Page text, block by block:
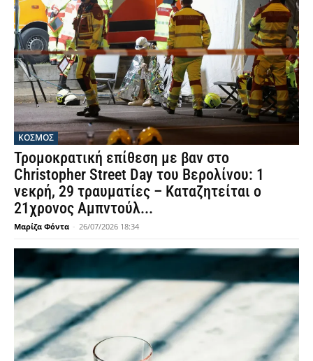
ΚΟΣΜΟΣ
Τρομοκρατική επίθεση με βαν στο
Christopher Street Day του Βερολίνου: 1
νεκρή, 29 τραυματίες – Καταζητείται ο
21χρονος Αμπντούλ...
Μαρίζα Φόντα - 26/07/2026 18:34